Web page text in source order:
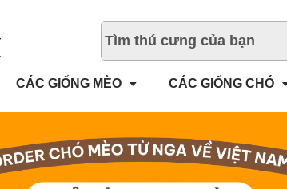
CÁC GIỐNG MÈO CÁC GIỐNG CHÓ